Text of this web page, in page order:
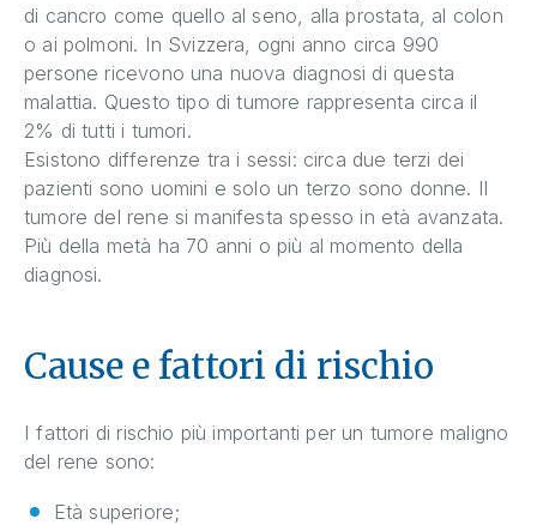
di cancro come quello al seno, alla prostata, al colon
o ai polmoni. In Svizzera, ogni anno circa 990
persone ricevono una nuova diagnosi di questa
malattia. Questo tipo di tumore rappresenta circa il
2% di tutti i tumori.
Esistono differenze tra i sessi: circa due terzi dei
pazienti sono uomini e solo un terzo sono donne. Il
tumore del rene si manifesta spesso in età avanzata.
Più della metà ha 70 anni o più al momento della
diagnosi.
Cause e fattori di rischio
I fattori di rischio più importanti per un tumore maligno
del rene sono:
Età superiore;